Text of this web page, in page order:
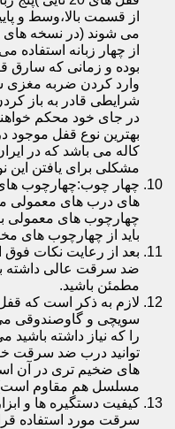
از قسمت بالا،وسط و
از چهار زبانه استفاده
بوده و زمانی که سارق
وارد کردن ضربه مغزی
شرایطی قادر به باز
در جای خود محکم
بهترین نوع قفل
کاله می باشد که در
مشکلی برای یافتن این
چهار چوب:چهارچوب
های درب های معمولی
چهارچوب های معمولی
باید از چهارچوب های
بعد از رعایت نکات
ضد سرقت عالی داشته
مطمئن باشید.
لازم به ذکر است که
سویچی و گاوصندوقی می
را که نیاز داشته باشید
توانید درب ضد سرقت
های ضخیم تری در آن
مسلسل هم مقاوم
کیفیت دستگیره ها و
سرقت مورد استفاده